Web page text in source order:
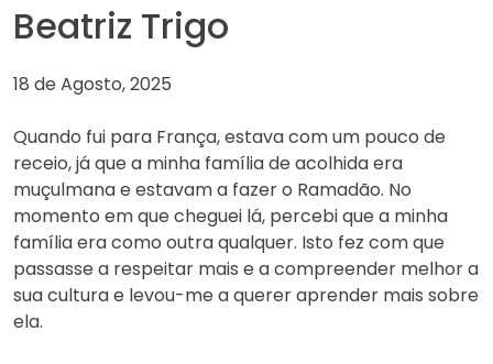
Beatriz Trigo
18 de Agosto, 2025
Quando fui para França, estava com um pouco de
receio, já que a minha família de acolhida era
muçulmana e estavam a fazer o Ramadão. No
momento em que cheguei lá, percebi que a minha
família era como outra qualquer. Isto fez com que
passasse a respeitar mais e a compreender melhor a
sua cultura e levou-me a querer aprender mais sobre
ela.